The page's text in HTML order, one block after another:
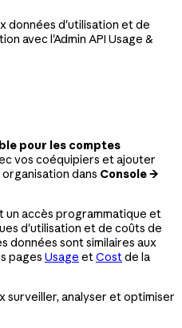
données d'utilisation et de
avec l'Admin API Usage &
pour les comptes
vos coéquipiers et ajouter
dans Console →
un accès programmatique et
d'utilisation et de coûts de
données sont similaires aux
pages Usage etCostde la
surveiller, analyser et optimiser